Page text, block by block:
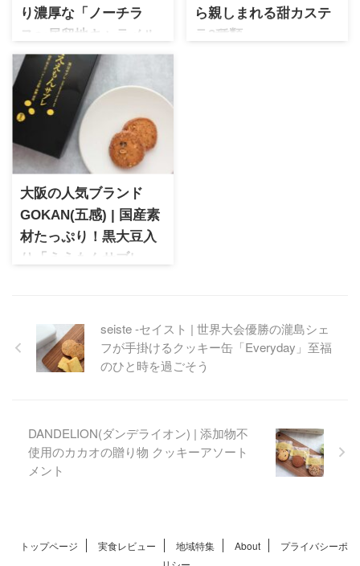
り濃厚な「ノーチラ
ス〜居留地キャラメル
ブラウニー〜」でカフ
ェタイム
神戸フランツ 数量限定スイー
ツ「ノーチラス〜居留地キャ
ラメルブラウニー」を紹介。
しっとり濃厚な味わいで、カ
フェタイムに楽しみたい神戸
発の人気スイーツを実食レビ
ューします。
ら親しまれる甜カステ
ラ2種類
大阪の人気ブランド
GOKAN(五感) | 国産素
材たっぷり！黒大豆入
り「ええもんサブレ」
ったお菓子作りがモットー。
五感で多く使用される黒豆を
使用した香ばしいサブレは大
seiste -セイスト | 世界大会優勝の瀧島シェ
フが手掛けるクッキー缶「Everyday」至福
のひと時を過ごそう
DANDELION(ダンデライオン) | 添加物不
使用のカカオの贈り物 クッキーアソート
メント
トップページ 実食レビュー 地域特集 About
プライバシーポ